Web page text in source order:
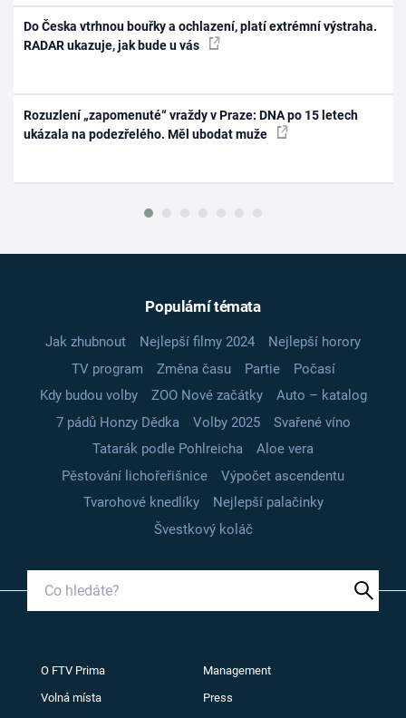
Do Česka vtrhnou bouřky a ochlazení, platí extrémní výstraha.
RADAR ukazuje, jak bude u vás
Rozuzlení „zapomenuté“ vraždy v Praze: DNA po 15 letech
ukázala na podezřelého. Měl ubodat muže
Populární témata
Jak zhubnout Nejlepší filmy 2024
Nejlepší horory
TV program
Změna času Partie
Počasí
Kdy budou volby
ZOO Nové začátky
Auto – katalog
7 pádů Honzy Dědka
Volby 2025
Svařené víno
Tatarák podle Pohlreicha
Aloe vera
Pěstování lichořeřišnice
Výpočet ascendentu
Tvarohové knedlíky
Nejlepší palačinky
Švestkový koláč
O FTV Prima Management
Volná místa Press